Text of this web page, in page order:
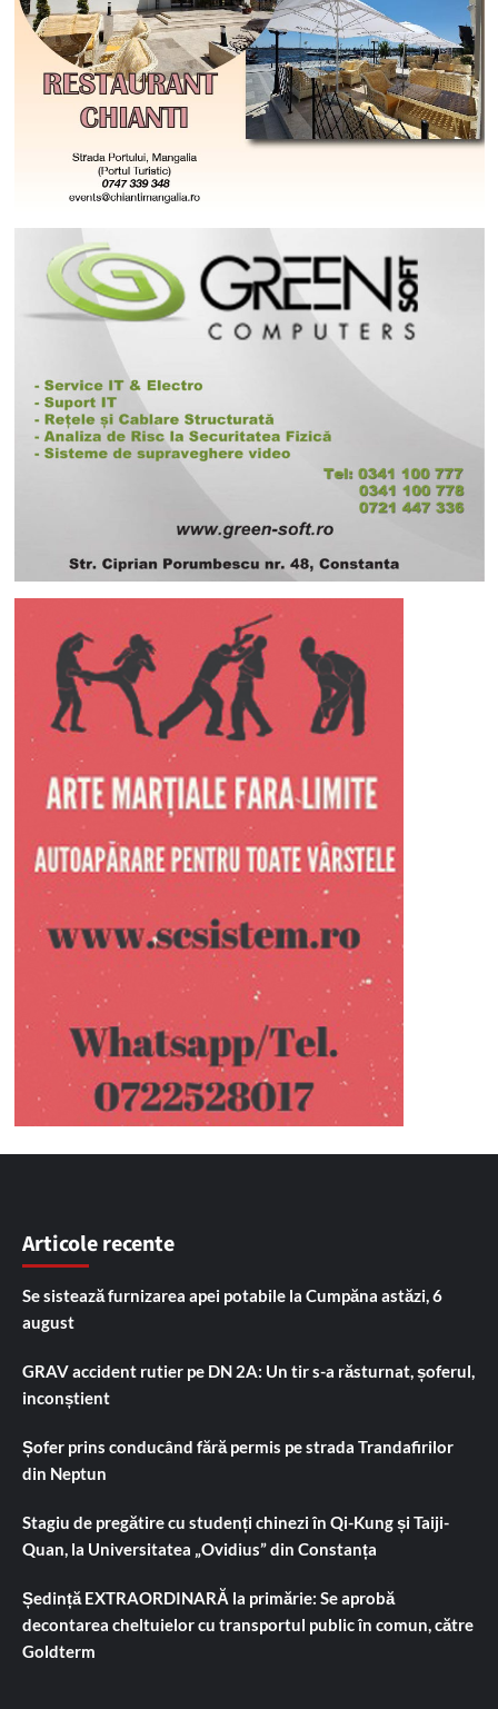
Articole recente
Se sistează furnizarea apei potabile la Cumpăna astăzi, 6
august
GRAV accident rutier pe DN 2A: Un tir s-a răsturnat, șoferul,
inconștient
Șofer prins conducând fără permis pe strada Trandafirilor
din Neptun
Stagiu de pregătire cu studenți chinezi în Qi-Kung și Taiji-
Quan, la Universitatea „Ovidius” din Constanța
Ședință EXTRAORDINARĂ la primărie: Se aprobă
decontarea cheltuielor cu transportul public în comun, către
Goldterm